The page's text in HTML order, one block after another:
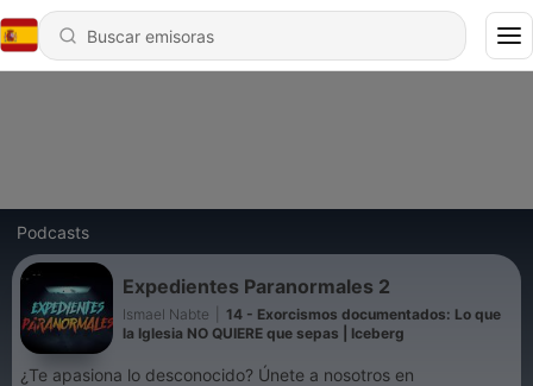
Podcasts
Expedientes Paranormales 2
Ismael Nabte
14 - Exorcismos documentados: Lo que
la Iglesia NO QUIERE que sepas | Iceberg
¿Te apasiona lo desconocido? Únete a nosotros en